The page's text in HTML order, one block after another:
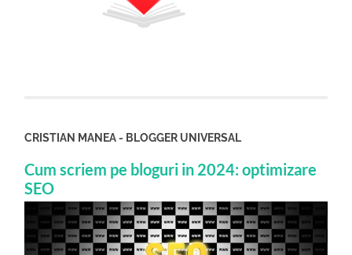
CRISTIAN MANEA - BLOGGER UNIVERSAL
Cum scriem pe bloguri in 2024: optimizare
SEO